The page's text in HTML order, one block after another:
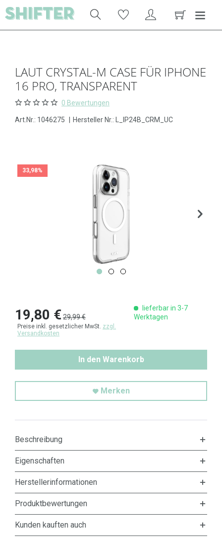
LAUT CRYSTAL-M CASE FÜR IPHONE
16 PRO, TRANSPARENT
0 Bewertungen
Art.Nr.: 1046275 Hersteller Nr.: L_IP24B_CRM_UC
33,98%
19,80 €29,99 €
Preise inkl. gesetzlicher MwSt. zzgl.
Versandkosten
lieferbar in 3-7
Werktagen
In den Warenkorb
Merken
Beschreibung
Eigenschaften
Herstellerinformationen
Produktbewertungen
Kunden kauften auch